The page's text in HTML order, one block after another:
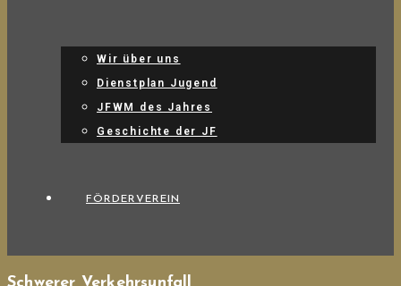
Wir über uns
Dienstplan Jugend
JFWM des Jahres
Geschichte der JF
FÖRDERVEREIN